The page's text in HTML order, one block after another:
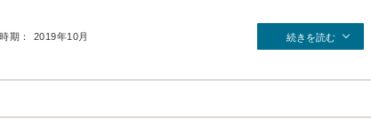
期： 2019年10月 続きを読む